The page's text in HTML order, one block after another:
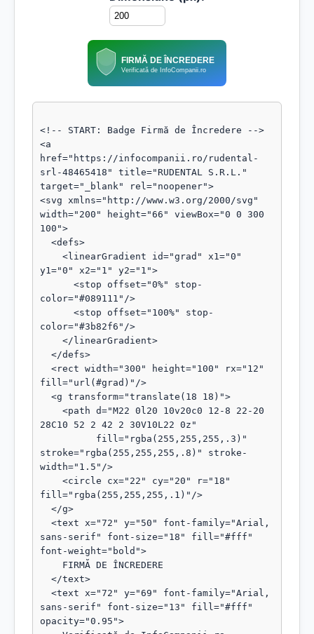
FIRMĂ DE ÎNCREDERE
Verificată de InfoCompanii.ro
<!-- START: Badge Firmă de Încredere -->
<a
href="https://infocompanii.ro/rudental-
srl-48465418" title="RUDENTAL S.R.L."
target="_blank" rel="noopener">
<svg xmlns="http://www.w3.org/2000/svg"
width="200" height="66" viewBox="0 0 300
100">
y1="0" x2="1" y2="1">
color="#089111"/>
color="#3b82f6"/>
fill="url(#grad)"/>
28C10 52 2 42 2 30V10L22 0z"
stroke="rgba(255,255,255,.8)" stroke-
width="1.5"/>
fill="rgba(255,255,255,.1)"/>
sans-serif" font-size="18" fill="#fff"
font-weight="bold">
sans-serif" font-size="13" fill="#fff"
opacity="0.95">